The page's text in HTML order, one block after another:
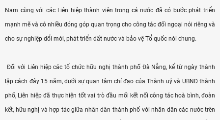
Nam cùng với các Liên hiệp thành viên trong cả nước đã có bước phát triển
mạnh mẽ và có nhiều đóng góp quan trọng cho công tác đối ngoại nói riêng và
cho sự nghiệp đổi mới, phát triển đất nước và bảo vệ Tổ quốc nói chung.
Đối với Liên hiệp các tổ chức hữu nghị thành phố Đà Nẵng, kể từ ngày thành
lập cách đây 15 năm, dưới sự quan tâm chỉ đạo của Thành uỷ và UBND thành
phố, Liên hiệp đã thực hiện tốt vai trò đầu mối kết nối công tác hoà bình, đoàn
kết, hữu nghị và hợp tác giữa nhân dân thành phố với nhân dân các nước trên